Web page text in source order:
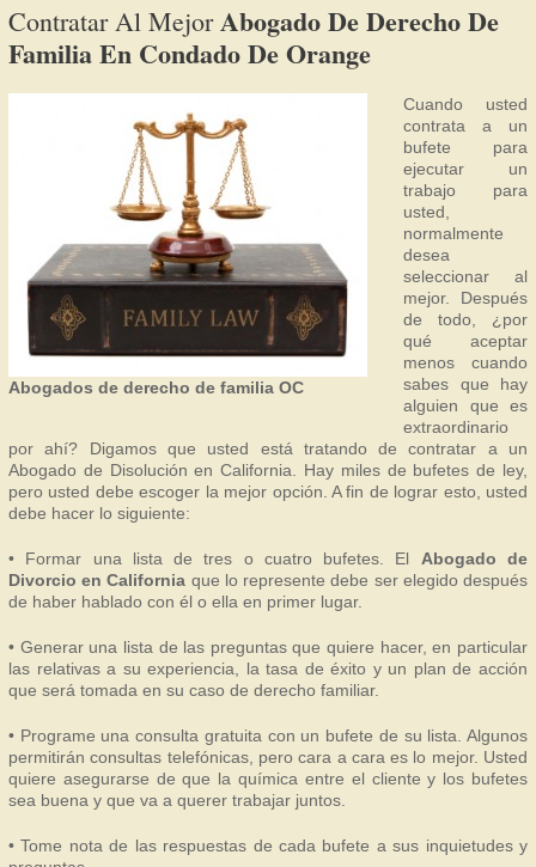
Contratar Al MejorAbogado De Derecho De
Familia En Condado De Orange
Abogados de derecho de familia OC
Cuando usted
contrata a un
bufete para
ejecutar un
trabajo para
usted,
normalmente
desea
seleccionar al
mejor. Después
de todo, ¿por
qué aceptar
menos cuando
sabes que hay
alguien que es
extraordinario
por ahí? Digamos que usted está tratando de contratar a un
Abogado de Disolución en California. Hay miles de bufetes de ley,
pero usted debe escoger la mejor opción. A fin de lograr esto, usted
debe hacer lo siguiente:
• Formar una lista de tres o cuatro bufetes. El Abogado de
Divorcio en California que lo represente debe ser elegido después
de haber hablado con él o ella en primer lugar.
• Generar una lista de las preguntas que quiere hacer, en particular
las relativas a su experiencia, la tasa de éxito y un plan de acción
que será tomada en su caso de derecho familiar.
• Programe una consulta gratuita con un bufete de su lista. Algunos
permitirán consultas telefónicas, pero cara a cara es lo mejor. Usted
quiere asegurarse de que la química entre el cliente y los bufetes
sea buena y que va a querer trabajar juntos.
• Tome nota de las respuestas de cada bufete a sus inquietudes y